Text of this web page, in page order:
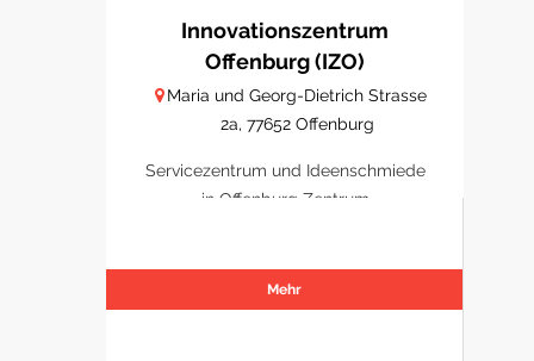
Innovationszentrum
Offenburg (IZO)
Maria und Georg-Dietrich Strasse
2a, 77652 Offenburg
Servicezentrum und Ideenschmiede
in Offenburg Zentrum
Mehr